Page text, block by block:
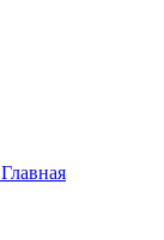
Главная